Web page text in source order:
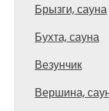
Брызги, сауна
Бухта, сауна
Везунчик
Вершина,